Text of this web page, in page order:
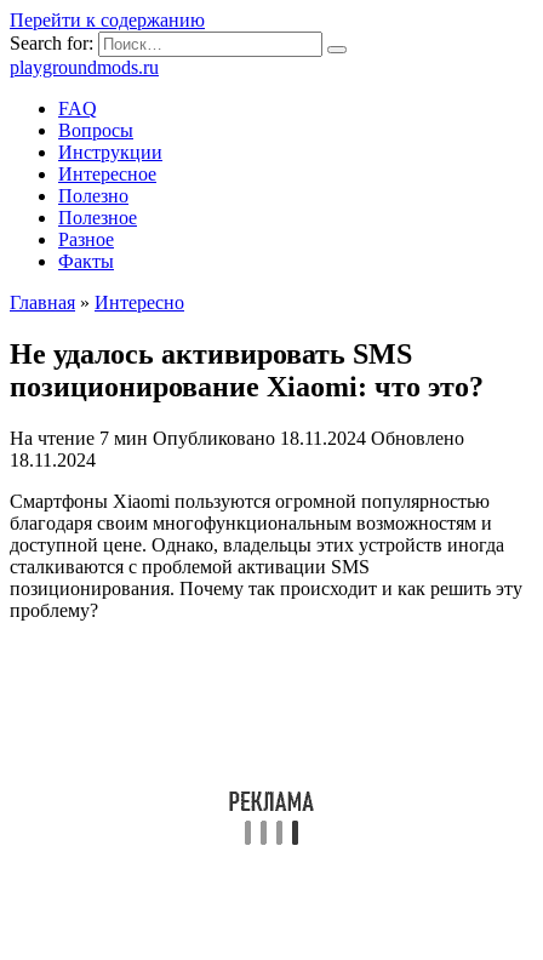
Перейти к содержанию
Search for:
playgroundmods.ru
FAQ
Вопросы
Инструкции
Интересное
Полезно
Полезное
Разное
Факты
Главная » Интересно
Не удалось активировать SMS
позиционирование Xiaomi: что это?
На чтение 7 мин Опубликовано 18.11.2024 Обновлено
18.11.2024
Смартфоны Xiaomi пользуются огромной популярностью
благодаря своим многофункциональным возможностям и
доступной цене. Однако, владельцы этих устройств иногда
сталкиваются с проблемой активации SMS
позиционирования. Почему так происходит и как решить эту
проблему?